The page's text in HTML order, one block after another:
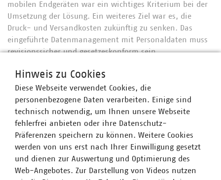
mobilen Endgeräten war ein wichtiges Kriterium bei der
Umsetzung der Lösung. Ein weiteres Ziel war es, die
Druck- und Versandkosten zukünftig zu senken. Das
eingeführte Datenmanagement mit Personaldaten muss
revisionssicher und gesetzeskonform sein.
Die Umsetzung
Die IT-Lösung wurde von einem Team aus drei aov-
Mitarbeitern konzipiert und entwickelt. Eine besondere
Herausforderung des Projekts war die Umsetzung der
DSGVO-Anforderungen im Hinblick auf Aufbewahrung,
Löschung und Verschlüsselung. Um die Anforderungen zu
erfüllen war es unter anderem notwendig, dass die
entwickelte systemunabhängige Cloud-Lösung im
eigenen, nach ISO/IEC 27001:2013 zertifizierten
Hinweis zu Cookies
Diese Webseite verwendet Cookies, die
personenbezogene Daten verarbeiten. Einige sind
technisch notwendig, um Ihnen unsere Webseite
fehlerfrei anbieten oder ihre Datenschutz-
Präferenzen speichern zu können. Weitere Cookies
werden von uns erst nach Ihrer Einwilligung gesetzt
und dienen zur Auswertung und Optimierung des
Web-Angebotes. Zur Darstellung von Videos nutzen